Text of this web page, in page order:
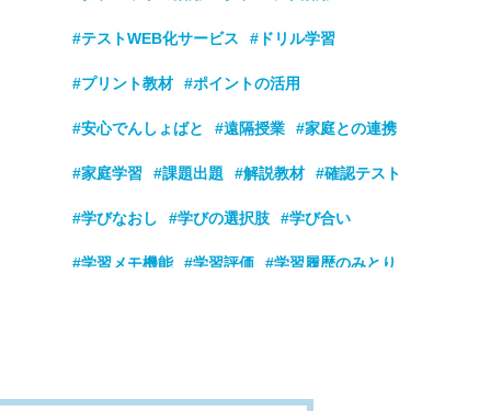
#テストWEB化サービス #ドリル学習
#プリント教材 #ポイントの活用
#安心でんしょばと #遠隔授業 #家庭との連携
#家庭学習 #課題出題 #解説教材 #確認テスト
#学びなおし #学びの選択肢 #学び合い
#学習メモ機能 #学習評価 #学習履歴のみとり
#教員採用試験対策 #業務改善 #玉手箱